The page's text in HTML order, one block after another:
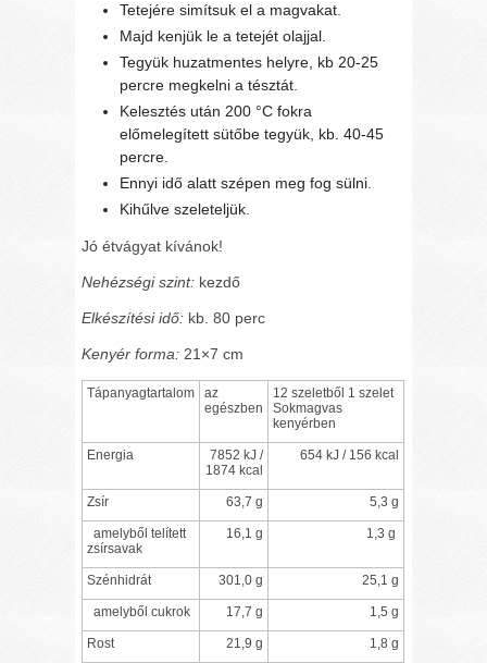
Tetejére simítsuk el a magvakat.
Majd kenjük le a tetejét olajjal.
Tegyük huzatmentes helyre, kb 20-25
percre megkelni a tésztát.
Kelesztés után 200 °C fokra
előmelegített sütőbe tegyük, kb. 40-45
percre.
Ennyi idő alatt szépen meg fog sülni.
Kihűlve szeleteljük.
Jó étvágyat kívánok!
Nehézségi szint: kezdő
Elkészítési idő: kb. 80 perc
Kenyér forma: 21×7 cm
Tápanyagtartalom
az
egészben
12 szeletből 1 szelet
Sokmagvas
kenyérben
Energia
7852 kJ /
1874 kcal
654 kJ / 156 kcal
Zsír 63,7 g 5,3 g
amelyből telített
zsírsavak
16,1 g 1,3 g
Szénhidrát 301,0 g 25,1 g
amelyből cukrok 17,7 g 1,5 g
Rost 21,9 g 1,8 g